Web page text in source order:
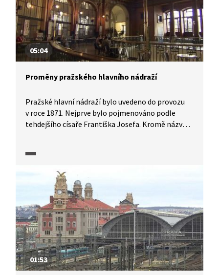
05:04
Proměny pražského hlavního nádraží
Pražské hlavní nádraží bylo uvedeno do provozu
v roce 1871. Nejprve bylo pojmenováno podle
tehdejšího císaře Františka Josefa. Kromě názvu
Fantova budova, ale na jejím místě stála nádražní
budova postavená v novorenesančním stylu.
Po letech muselo dojít k modernizaci nádraží,
při které již byly použity návrhy architekta Josefa
Fanty.
01:53